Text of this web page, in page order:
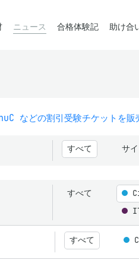
ニュース 合格体験記 助け合
などの割引受験チケットを販
すべて サ
すべて
すべて